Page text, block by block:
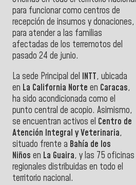
para funcionar como centros de
recepción de insumos y donaciones,
para atender a las familias
afectadas de los terremotos del
pasado 24 de junio.
La sede Principal del INTT, ubicada
en La California Norte en Caracas,
ha sido acondicionada como el
punto central de acopio. Asimismo,
se encuentran activos el Centro de
Atención Integral y Veterinaria,
situado frente a Bahía de los
Niños en La Guaira, y las 75 oficinas
regionales distribuidas en todo el
territorio nacional.